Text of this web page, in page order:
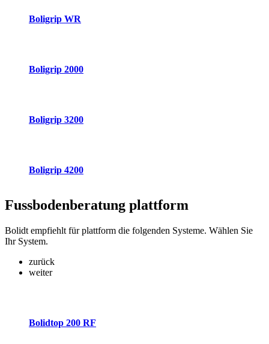
Boligrip WR
Boligrip 2000
Boligrip 3200
Boligrip 4200
Fussbodenberatung plattform
Bolidt empfiehlt für plattform die folgenden Systeme. Wählen Sie
Ihr System.
zurück
weiter
Bolidtop 200 RF